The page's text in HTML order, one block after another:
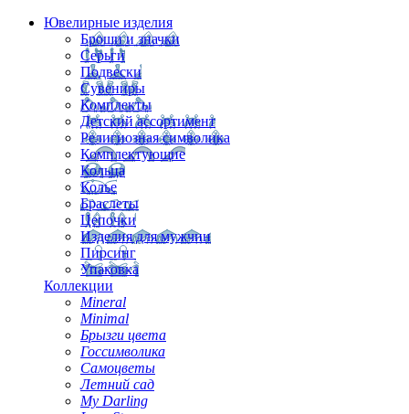
Ювелирные изделия
Броши и значки
Серьги
Подвески
Сувениры
Комплекты
Детский ассортимент
Религиозная символика
Комплектующие
Кольца
Колье
Браслеты
Цепочки
Изделия для мужчин
Пирсинг
Упаковка
Коллекции
Mineral
Minimal
Брызги цвета
Госсимволика
Самоцветы
Летний сад
My Darling